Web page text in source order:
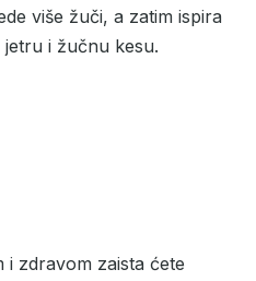
više žuči, a zatim ispira
jetru i žučnu kesu.
i zdravom zaista ćete